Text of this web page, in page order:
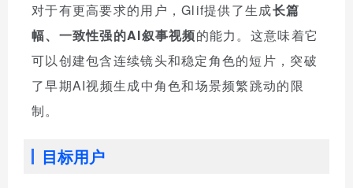
对于有更高要求的用户，Glif提供了生成长篇
幅、一致性强的AI叙事视频的能力。这意味着它
可以创建包含连续镜头和稳定角色的短片，突破
了早期AI视频生成中角色和场景频繁跳动的限
制。
目标用户